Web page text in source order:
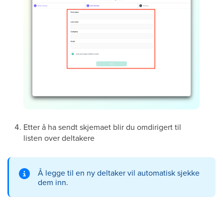
Etter å ha sendt skjemaet blir du omdirigert til
listen over deltakere
Å legge til en ny deltaker vil automatisk sjekke
dem inn.